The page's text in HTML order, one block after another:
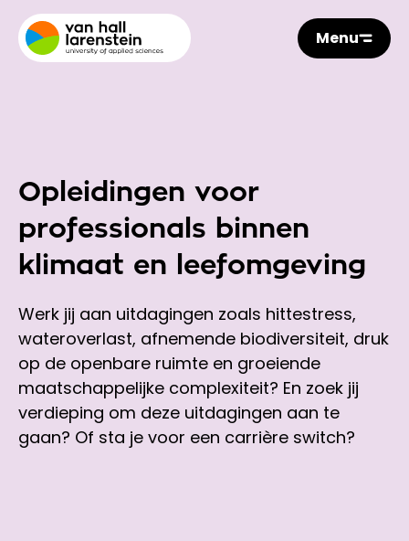
Menu
Opleidingen voor
professionals binnen
klimaat en leefomgeving
Werk jij aan uitdagingen zoals hittestress,
wateroverlast, afnemende biodiversiteit, druk
op de openbare ruimte en groeiende
maatschappelijke complexiteit? En zoek jij
verdieping om deze uitdagingen aan te
gaan? Of sta je voor een carrière switch?